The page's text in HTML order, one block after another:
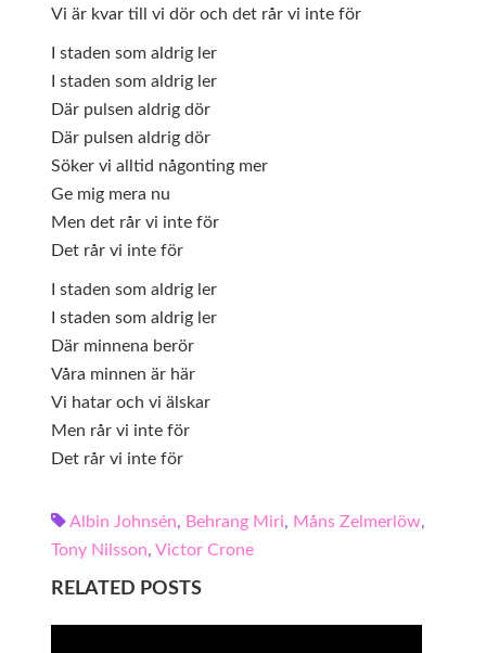
Vi är kvar till vi dör och det rår vi inte för
I staden som aldrig ler
I staden som aldrig ler
Där pulsen aldrig dör
Där pulsen aldrig dör
Söker vi alltid någonting mer
Ge mig mera nu
Men det rår vi inte för
Det rår vi inte för
I staden som aldrig ler
I staden som aldrig ler
Där minnena berör
Våra minnen är här
Vi hatar och vi älskar
Men rår vi inte för
Det rår vi inte för
Albin Johnsén, Behrang Miri, Måns Zelmerlöw,
Tony Nilsson, Victor Crone
RELATED POSTS